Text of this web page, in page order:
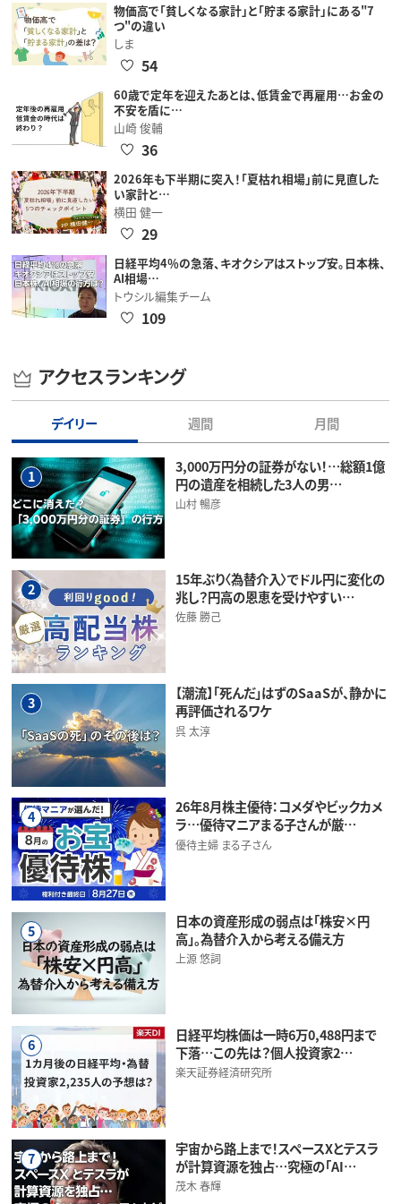
物価高で「貧しくなる家計」と「貯まる家計」にある"7
つ"の違い
しま
54
60歳で定年を迎えたあとは、低賃金で再雇用…お金の
不安を盾に…
山崎 俊輔
36
2026年も下半期に突入！「夏枯れ相場」前に見直した
い家計と…
横田 健一
29
日経平均4％の急落、キオクシアはストップ安。日本株、
AI相場…
トウシル編集チーム
109
アクセスランキング
デイリー 週間 月間
1
3,000万円分の証券がない！…総額1億
円の遺産を相続した3人の男…
山村 暢彦
2
15年ぶり〈為替介入〉でドル円に変化の
兆し？円高の恩恵を受けやすい…
佐藤 勝己
3
【潮流】「死んだ」はずのSaaSが、静かに
再評価されるワケ
呉 太淳
4
26年8月株主優待：コメダやビックカメ
ラ…優待マニアまる子さんが厳…
優待主婦 まる子さん
5
日本の資産形成の弱点は「株安×円
高」。為替介入から考える備え方
上源 悠詞
6
日経平均株価は一時6万0,488円まで
下落…この先は？個人投資家2…
楽天証券経済研究所
7
宇宙から路上まで！スペースXとテスラ
が計算資源を独占…究極の「AI…
茂木 春輝